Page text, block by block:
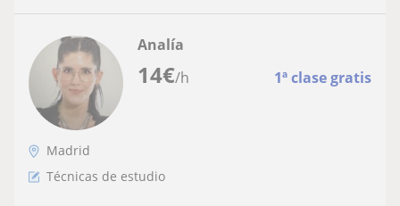
14€/h 1ª clase gratis
Analía
Madrid
Técnicas de estudio